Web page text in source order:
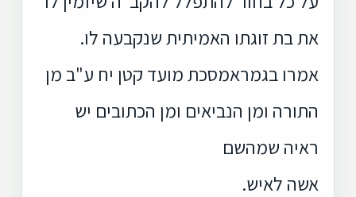
את בת זוגתו האמיתית שנקבעה לו.
אמרו בגמראמסכת מועד קטן יח ע"ב מן
התורה ומן הנביאים ומן הכתובים יש
ראיה שמהשם
אשה לאיש.